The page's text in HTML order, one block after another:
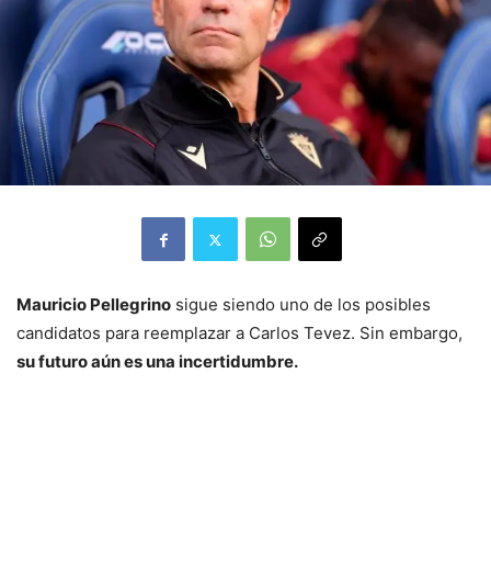
Mauricio Pellegrino sigue siendo uno de los posibles
candidatos para reemplazar a Carlos Tevez. Sin embargo,
su futuro aún es una incertidumbre.